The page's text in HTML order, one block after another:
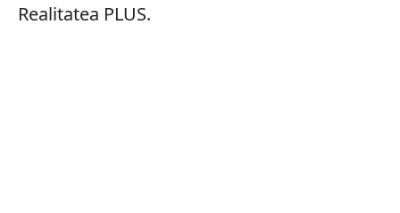
Realitatea PLUS.